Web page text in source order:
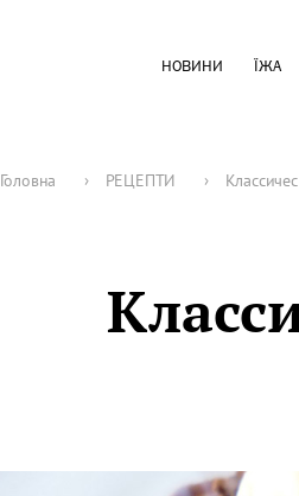
НОВИНИ ЇЖА
Головна › РЕЦЕПТИ ›